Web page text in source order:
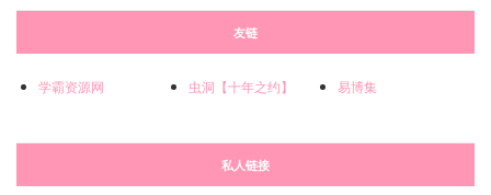
友链
学霸资源网 虫洞【十年之约】 易博集
私人链接